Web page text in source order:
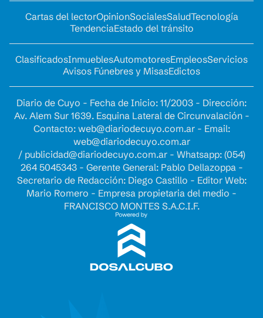
Cartas del lectorOpinionSocialesSaludTecnología
TendenciaEstado del tránsito
ClasificadosInmueblesAutomotoresEmpleosServicios
Avisos Fúnebres y MisasEdictos
Diario de Cuyo - Fecha de Inicio: 11/2003 - Dirección:
Av. Alem Sur 1639. Esquina Lateral de Circunvalación -
Contacto: web@diariodecuyo.com.ar- Email:
web@diariodecuyo.com.ar
/ publicidad@diariodecuyo.com.ar- Whatsapp: (054)
264 5045343 - Gerente General: Pablo Dellazoppa -
Secretario de Redacción: Diego Castillo - Editor Web:
Mario Romero - Empresa propietaria del medio -
FRANCISCO MONTES S.A.C.I.F.